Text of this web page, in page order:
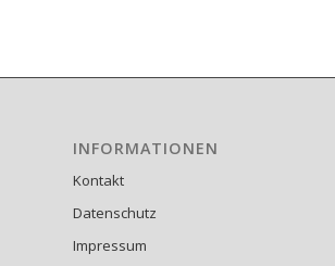
INFORMATIONEN
Kontakt
Datenschutz
Impressum